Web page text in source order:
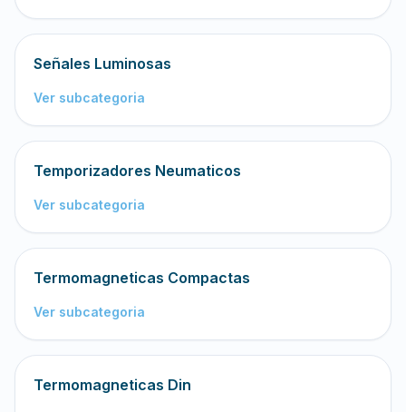
Señales Luminosas
Ver subcategoria
Temporizadores Neumaticos
Ver subcategoria
Termomagneticas Compactas
Ver subcategoria
Termomagneticas Din